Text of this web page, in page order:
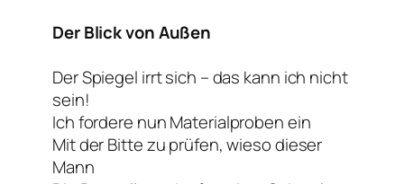
Der Blick von Außen
Der Spiegel irrt sich – das kann ich nicht
sein!
Ich fordere nun Materialproben ein
Mit der Bitte zu prüfen, wieso dieser
Mann